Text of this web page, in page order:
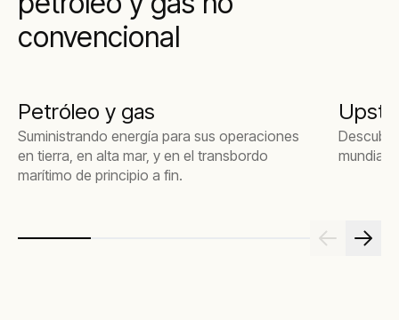
convencional
Petróleo y gas
Suministrando energía para sus operaciones
en tierra, en alta mar, y en el transbordo
marítimo de principio a fin.
mundial